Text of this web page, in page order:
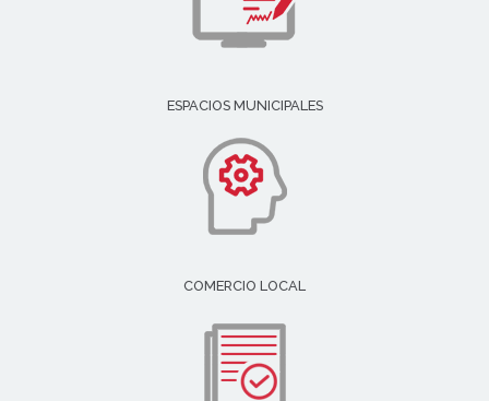
ESPACIOS MUNICIPALES
COMERCIO LOCAL